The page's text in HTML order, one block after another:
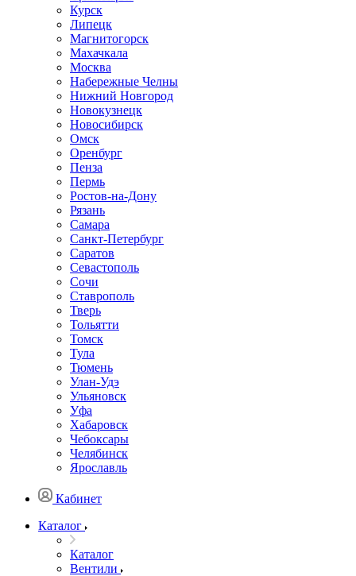
Курск
Липецк
Магнитогорск
Махачкала
Москва
Набережные Челны
Нижний Новгород
Новокузнецк
Новосибирск
Омск
Оренбург
Пенза
Пермь
Ростов-на-Дону
Рязань
Самара
Санкт-Петербург
Саратов
Севастополь
Сочи
Ставрополь
Тверь
Тольятти
Томск
Тула
Тюмень
Улан-Удэ
Ульяновск
Уфа
Хабаровск
Чебоксары
Челябинск
Ярославль
Кабинет
Каталог
Каталог
Вентили